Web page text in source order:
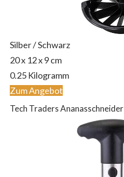
Silber / Schwarz
20 x 12 x 9 cm
0.25 Kilogramm
Zum Angebot
Tech Traders Ananasschneider